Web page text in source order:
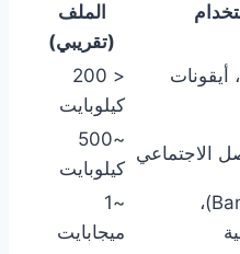
الملف
(تقريبي)
< 200
كيلوبايت
الاجتماعي
~500
كيلوبايت
لافتات (Banner)،
~1
ميجابايت